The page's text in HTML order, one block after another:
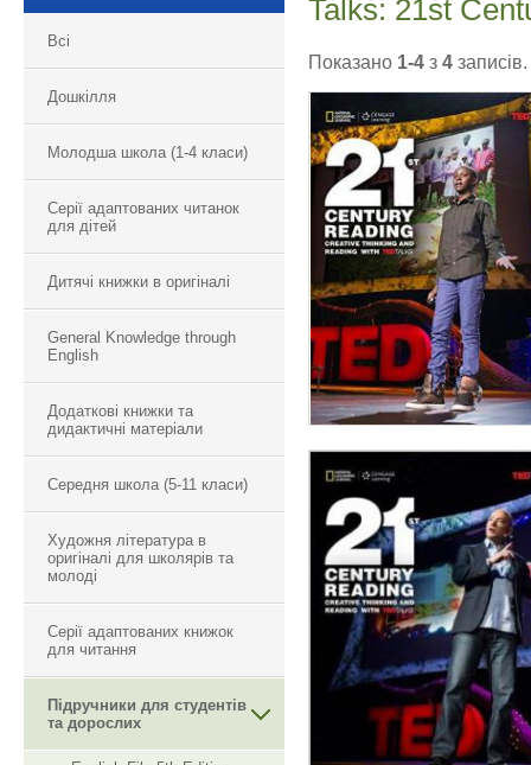
Всі
Дошкілля
Молодша школа (1-4 класи)
Серії адаптованих читанок
для дітей
Дитячі книжки в оригіналі
General Knowledge through
English
Додаткові книжки та
дидактичні матеріали
Середня школа (5-11 класи)
Художня література в
оригіналі для школярів та
молоді
Серії адаптованих книжок
для читання
Підручники для студентів
та дорослих
Talks: 21st
Показано 1-4 з 4 записів.
TED TALKS: 21ST
CENTURY
THINKING AND
READING 1
TED TALKS: 21ST
CENTURY
THINKING AND
READING 4